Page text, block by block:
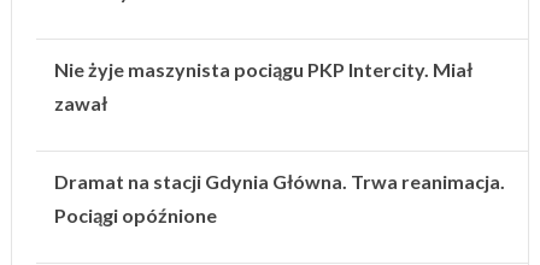
Nie żyje maszynista pociągu PKP Intercity. Miał
zawał
Dramat na stacji Gdynia Główna. Trwa reanimacja.
Pociągi opóźnione